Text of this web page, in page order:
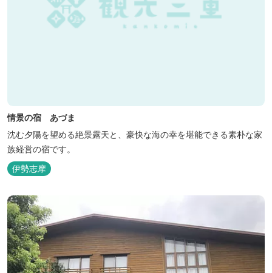
情景の宿 あづま
沈む夕陽を望める絶景露天と、豪快な海の幸を堪能できる素朴な家
族経営の宿です。
伊勢志摩